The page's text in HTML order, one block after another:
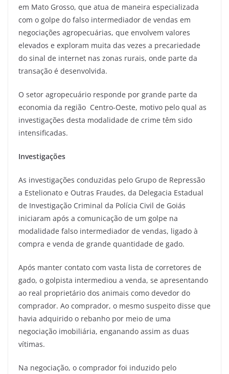
em Mato Grosso, que atua de maneira especializada
com o golpe do falso intermediador de vendas em
negociações agropecuárias, que envolvem valores
elevados e exploram muita das vezes a precariedade
do sinal de internet nas zonas rurais, onde parte da
transação é desenvolvida.
O setor agropecuário responde por grande parte da
economia da região Centro-Oeste, motivo pelo qual as
investigações desta modalidade de crime têm sido
intensificadas.
Investigações
As investigações conduzidas pelo Grupo de Repressão
a Estelionato e Outras Fraudes, da Delegacia Estadual
de Investigação Criminal da Polícia Civil de Goiás
iniciaram após a comunicação de um golpe na
modalidade falso intermediador de vendas, ligado à
compra e venda de grande quantidade de gado.
Após manter contato com vasta lista de corretores de
gado, o golpista intermediou a venda, se apresentando
ao real proprietário dos animais como devedor do
comprador. Ao comprador, o mesmo suspeito disse que
havia adquirido o rebanho por meio de uma
negociação imobiliária, enganando assim as duas
vítimas.
Na negociação, o comprador foi induzido pelo